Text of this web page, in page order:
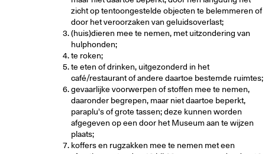
zicht op tentoongestelde objecten te belemmeren of
door het veroorzaken van geluidsoverlast;
(huis)dieren mee te nemen, met uitzondering van
hulphonden;
te roken;
te eten of drinken, uitgezonderd in het
café/restaurant of andere daartoe bestemde ruimtes;
gevaarlijke voorwerpen of stoffen mee te nemen,
daaronder begrepen, maar niet daartoe beperkt,
paraplu's of grote tassen; deze kunnen worden
afgegeven op een door het Museum aan te wijzen
plaats;
koffers en rugzakken mee te nemen met een